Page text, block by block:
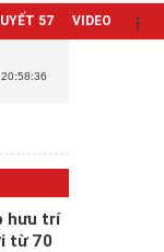
57 VIDEO
20:58:38
hưu trí
từ 70